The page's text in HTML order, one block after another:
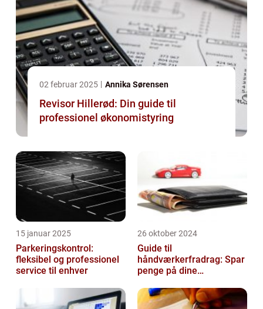
02 februar 2025 Annika Sørensen
Revisor Hillerød: Din guide til
professionel økonomistyring
15 januar 2025
Parkeringskontrol:
fleksibel og professionel
service til enhver
26 oktober 2024
Guide til
håndværkerfradrag: Spar
penge på dine